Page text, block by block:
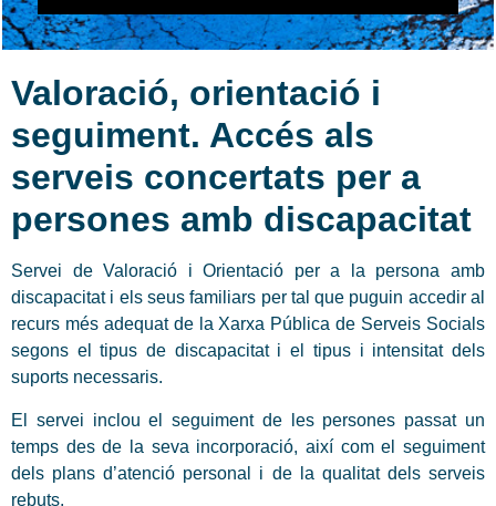
Valoració, orientació i
seguiment. Accés als
serveis concertats per a
persones amb discapacitat
Servei de Valoració i Orientació per a la persona amb
discapacitat i els seus familiars per tal que puguin accedir al
recurs més adequat de la Xarxa Pública de Serveis Socials
segons el tipus de discapacitat i el tipus i intensitat dels
suports necessaris.
El servei inclou el seguiment de les persones passat un
temps des de la seva incorporació, així com el seguiment
dels plans d’atenció personal i de la qualitat dels serveis
rebuts.